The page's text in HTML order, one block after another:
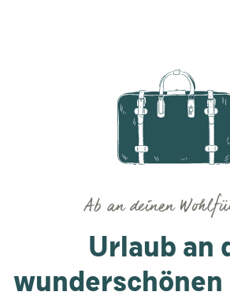
Urlaub an
Ab an deinen